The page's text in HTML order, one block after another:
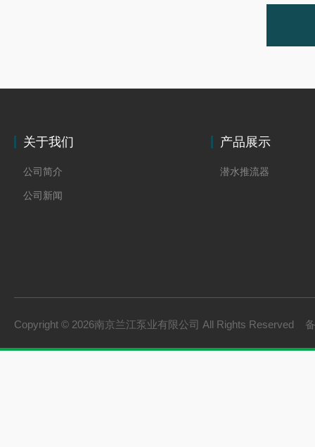
关于我们
公司简介
公司新闻
产品展示
潜水推流器
Copyright © 2026南京兰江泵业有限公司 All Rights Reserved